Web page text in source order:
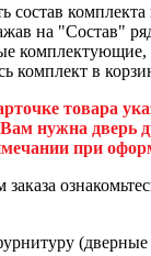
состав комплекта
на "Состав"
комплект в
товара
нужна дверь
при